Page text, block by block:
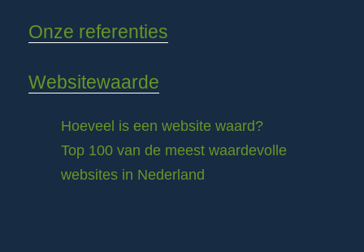
Onze referenties
Websitewaarde
Hoeveel is een website waard?
Top 100 van de meest waardevolle
websites in Nederland